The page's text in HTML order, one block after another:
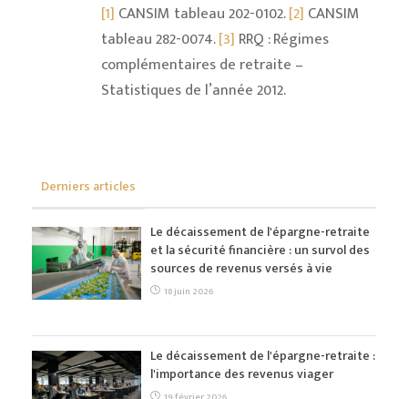
[1] CANSIM tableau 202-0102.[2] CANSIM
tableau 282-0074.[3] RRQ : Régimes
complémentaires de retraite –
Statistiques de l’année 2012.
Derniers articles
Le décaissement de l'épargne-retraite
et la sécurité financière : un survol des
sources de revenus versés à vie
18 juin 2026
Le décaissement de l'épargne-retraite :
l'importance des revenus viager